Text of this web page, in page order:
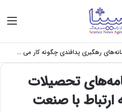
موشک‌های بالستیک و سامانه‌های رهگیری پدافندی چگونه کار می کنند؟
تحصیلات
ارتباط با صنعت